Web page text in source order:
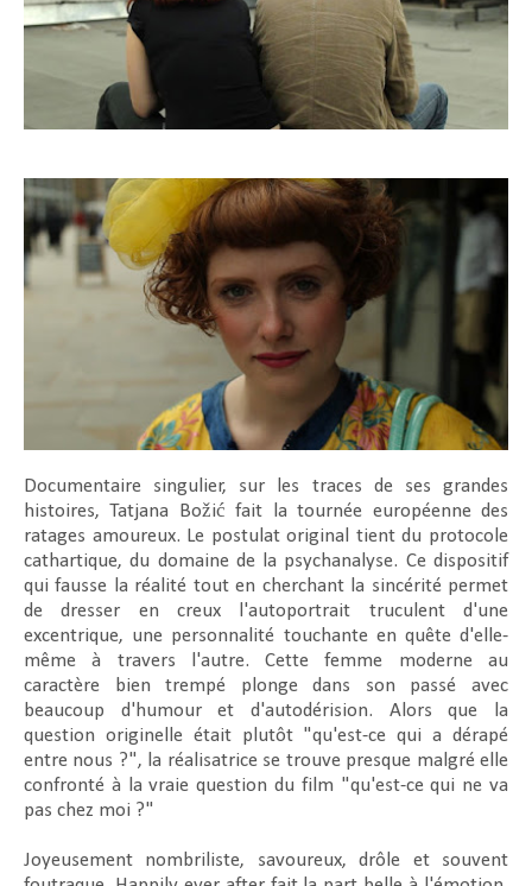
Documentaire singulier, sur les traces de ses grandes
histoires, Tatjana Božić fait la tournée européenne des
ratages amoureux. Le postulat original tient du protocole
cathartique, du domaine de la psychanalyse. Ce dispositif
qui fausse la réalité tout en cherchant la sincérité permet
de dresser en creux l'autoportrait truculent d'une
excentrique, une personnalité touchante en quête d'elle-
même à travers l'autre. Cette femme moderne au
caractère bien trempé plonge dans son passé avec
beaucoup d'humour et d'autodérision. Alors que la
question originelle était plutôt "qu'est-ce qui a dérapé
entre nous ?", la réalisatrice se trouve presque malgré elle
confronté à la vraie question du film "qu'est-ce qui ne va
pas chez moi ?"
Joyeusement nombriliste, savoureux, drôle et souvent